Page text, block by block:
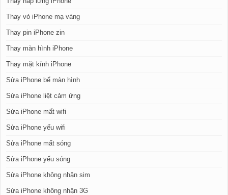
Thay vỏ iPhone mạ vàng
Thay pin iPhone zin
Thay màn hình iPhone
Thay mặt kính iPhone
Sửa iPhone bể màn hình
Sửa iPhone liệt cảm ứng
Sửa iPhone mất wifi
Sửa iPhone yếu wifi
Sửa iPhone mất sóng
Sửa iPhone yếu sóng
Sửa iPhone không nhận sim
Sửa iPhone không nhận 3G